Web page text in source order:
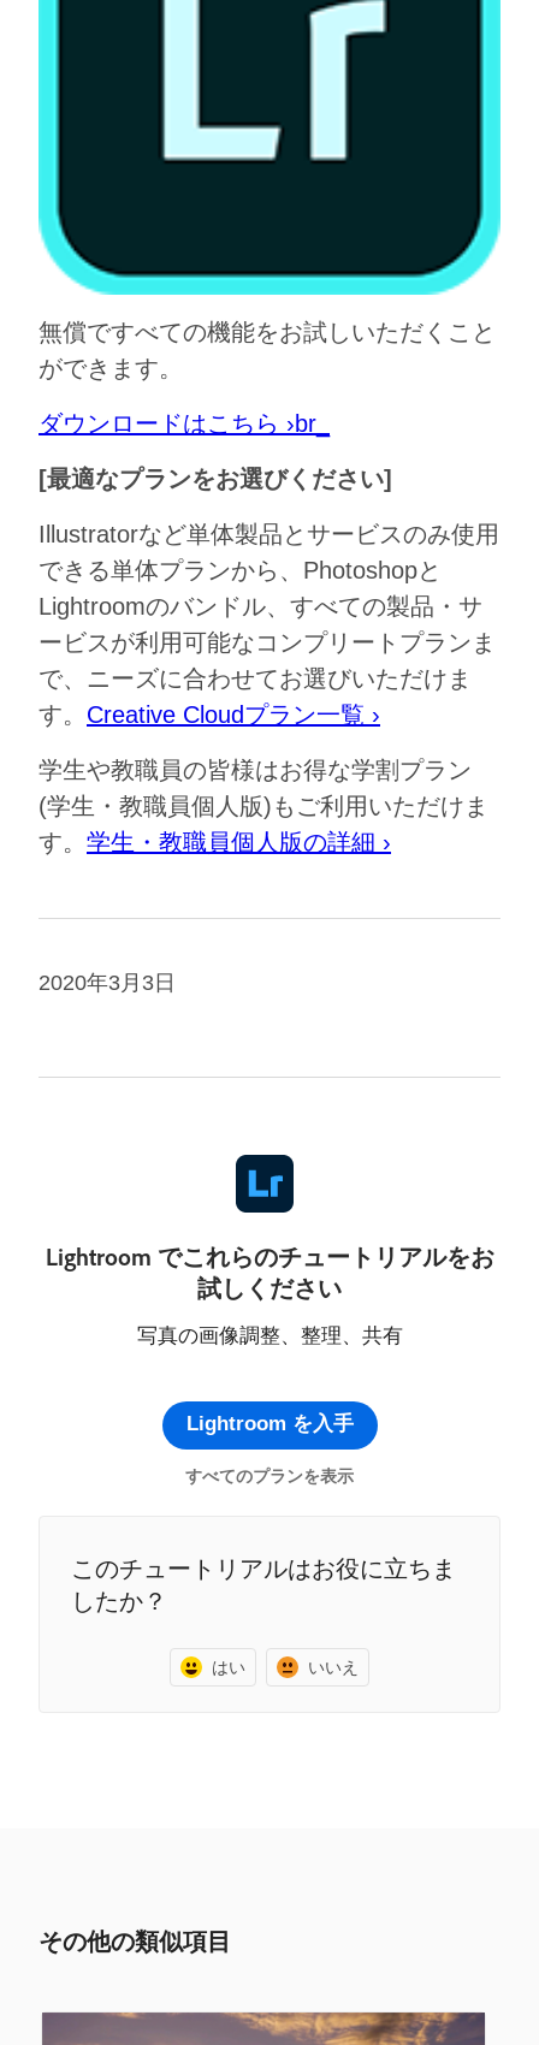
無償ですべての機能をお試しいただくこと
ができます。
ダウンロードはこちら ›br_
[最適なプランをお選びください]
Illustratorなど単体製品とサービスのみ使用
できる単体プランから、Photoshopと
Lightroomのバンドル、すべての製品・サ
ービスが利用可能なコンプリートプランま
で、ニーズに合わせてお選びいただけま
す。 Creative Cloudプラン一覧 ›
学生や教職員の皆様はお得な学割プラン
(学生・教職員個人版)もご利用いただけま
す。 学生・教職員個人版の詳細 ›
2020年3月3日
Lightroom でこれらのチュートリアルをお
試しください
写真の画像調整、整理、共有
Lightroom を入手
すべてのプランを表示
このチュートリアルはお役に立ちま
したか？
はい いいえ
その他の類似項目